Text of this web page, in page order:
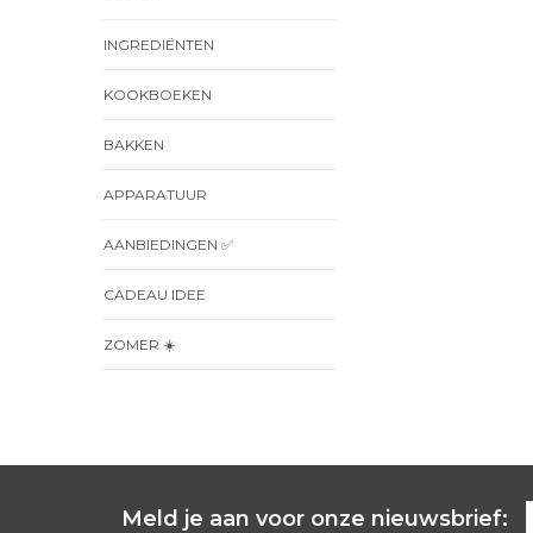
INGREDIËNTEN
KOOKBOEKEN
BAKKEN
APPARATUUR
AANBIEDINGEN ✅
CADEAU IDEE
ZOMER ☀️
Meld je aan voor onze nieuwsbrief: